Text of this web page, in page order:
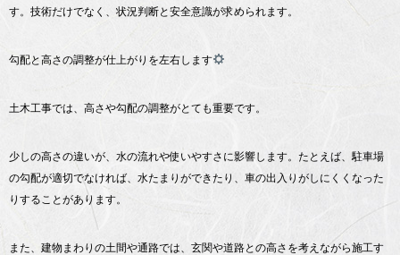
す。技術だけでなく、状況判断と安全意識が求められます。
勾配と高さの調整が仕上がりを左右します
土木工事では、高さや勾配の調整がとても重要です。
少しの高さの違いが、水の流れや使いやすさに影響します。たとえば、駐車場
の勾配が適切でなければ、水たまりができたり、車の出入りがしにくくなった
りすることがあります。
また、建物まわりの土間や通路では、玄関や道路との高さを考えながら施工す